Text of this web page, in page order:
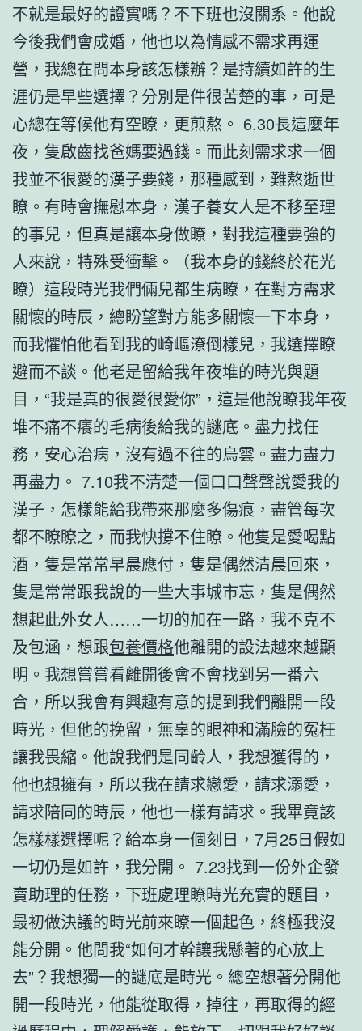
不就是最好的證實嗎？不下班也沒關系。他說
今後我們會成婚，他也以為情感不需求再運
營，我總在問本身該怎樣辦？是持續如許的生
涯仍是早些選擇？分別是件很苦楚的事，可是
心總在等候他有空瞭，更煎熬。 6.30長這麼年
夜，隻啟齒找爸媽要過錢。而此刻需求求一個
我並不很愛的漢子要錢，那種感到，難熬逝世
瞭。有時會撫慰本身，漢子養女人是不移至理
的事兒，但真是讓本身做瞭，對我這種要強的
人來說，特殊受衝擊。（我本身的錢終於花光
瞭）這段時光我們倆兒都生病瞭，在對方需求
關懷的時辰，總盼望對方能多關懷一下本身，
而我懼怕他看到我的崎嶇潦倒樣兒，我選擇瞭
避而不談。他老是留給我年夜堆的時光與題
目，“我是真的很愛很愛你”，這是他說瞭我年夜
堆不痛不癢的毛病後給我的謎底。盡力找任
務，安心治病，沒有過不往的烏雲。盡力盡力
再盡力。 7.10我不清楚一個口口聲聲說愛我的
漢子，怎樣能給我帶來那麼多傷痕，盡管每次
都不瞭瞭之，而我快撐不住瞭。他隻是愛喝點
酒，隻是常常早晨應付，隻是偶然清晨回來，
隻是常常跟我說的一些大事城市忘，隻是偶然
想起此外女人……一切的加在一路，我不克不
及包涵，想跟包養價格他離開的設法越來越顯
明。我想嘗嘗看離開後會不會找到另一番六
合，所以我會有興趣有意的提到我們離開一段
時光，但他的挽留，無辜的眼神和滿臉的冤枉
讓我畏縮。他說我們是同齡人，我想獲得的，
他也想擁有，所以我在請求戀愛，請求溺愛，
請求陪同的時辰，他也一樣有請求。我畢竟該
怎樣樣選擇呢？給本身一個刻日，7月25日假如
一切仍是如許，我分開。 7.23找到一份外企發
賣助理的任務，下班處理瞭時光充實的題目，
最初做決議的時光前來瞭一個起色，終極我沒
能分開。他問我“如何才幹讓我懸著的心放上
去”？我想獨一的謎底是時光。總空想著分開他
開一段時光，他能從取得，掉往，再取得的經